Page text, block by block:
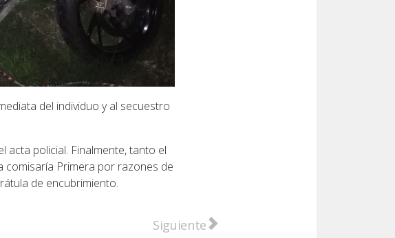
del individuo y al secuestro
acta policial. Finalmente, tanto el
Primera por razones de
de encubrimiento.
para que la provincia condone deudas del Impuesto Inmobiliario
Artículo siguiente: San Lorenzo:
Siguiente